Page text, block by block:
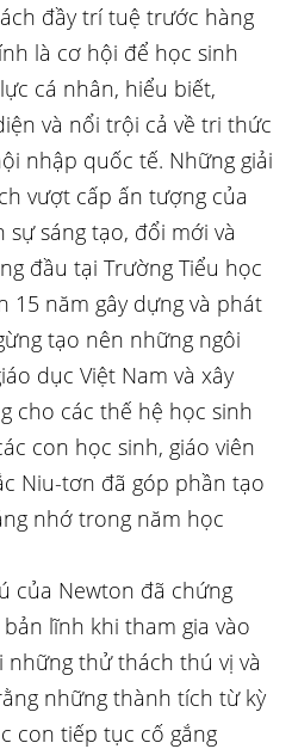
đầy trí tuệ trước hàng
là cơ hội để học sinh
cá nhân, hiểu biết,
và nổi trội cả về tri thức
nhập quốc tế. Những giải
vượt cấp ấn tượng của
sáng tạo, đổi mới và
đầu tại Trường Tiểu học
15 năm gây dựng và phát
tạo nên những ngôi
dục Việt Nam và xây
cho các thế hệ học sinh
con học sinh, giáo viên
Niu-tơn đã góp phần tạo
nhớ trong năm học
của Newton đã chứng
lĩnh khi tham gia vào
những thử thách thú vị và
những thành tích từ kỳ
con tiếp tục cố gắng